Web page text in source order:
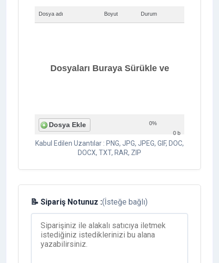
Dosya adı Durum
Boyut
Dosyaları Buraya Sürükle ve
Bırak
Dosya Ekle
0%
0 b
Kabul Edilen Uzantılar : PNG, JPG, JPEG, GIF, DOC,
DOCX, TXT, RAR, ZIP
📝 Sipariş Notunuz :(İsteğe bağlı)